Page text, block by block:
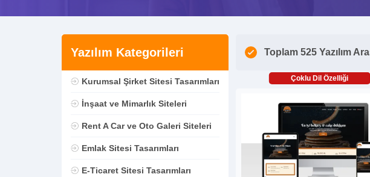
Yazılım Kategorileri
Kurumsal Şirket Sitesi Tasarımları
İnşaat ve Mimarlık Siteleri
Rent A Car ve Oto Galeri Siteleri
Emlak Sitesi Tasarımları
E-Ticaret Sitesi Tasarımları
Toplam 525 Yazılım
Çoklu Dil Özelliği